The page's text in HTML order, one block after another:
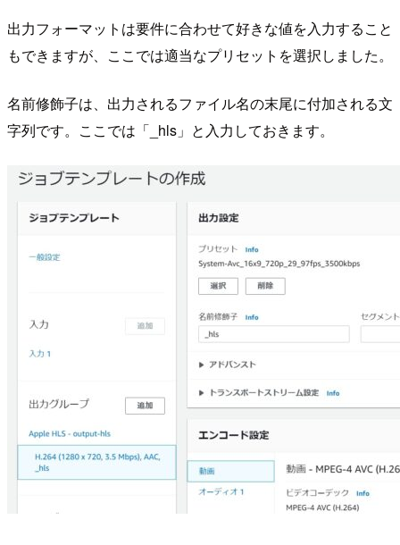
出力フォーマットは要件に合わせて好きな値を入力すること
もできますが、ここでは適当なプリセットを選択しました。
名前修飾子は、出力されるファイル名の末尾に付加される文
字列です。ここでは「_hls」と入力しておきます。